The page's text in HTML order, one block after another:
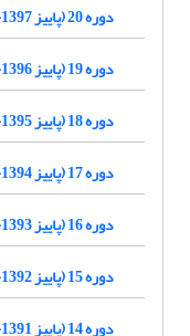
دوره 20 (پاییز 1397-1396)
دوره 19 (پاییز 1396-1395)
دوره 18 (پاییز 1395-1394)
دوره 17 (پاییز 1394-1393)
دوره 16 (پاییز 1393-1392)
دوره 15 (پاییز 1392-1391)
دوره 14 (پاییز 1391-1390)